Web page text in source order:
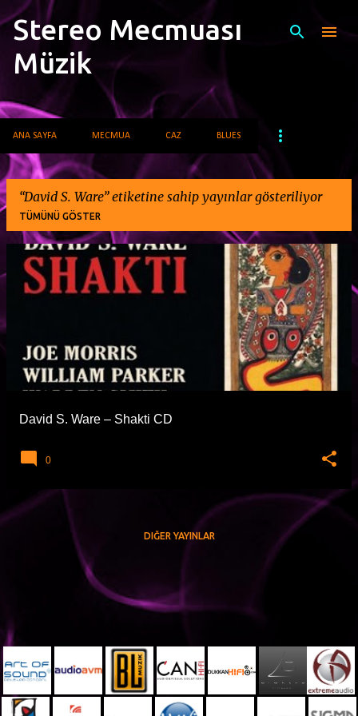
Stereo Mecmuası
Müzik
ANA SAYFA MECMUA CAZ BLUES
David S. Ware etiketine sahip yayınlar gösteriliyor
TÜMÜNÜ GÖSTER
K
y
ı
David S. Ware – Shakti CD
0
DIĞER YAYINLAR